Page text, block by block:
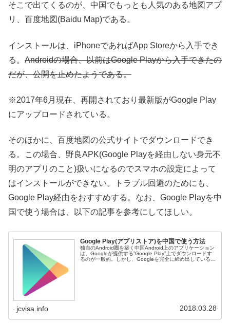
そこで出てくるのが、中国でもっとも人気のある地図アプ
リ、百度地図(Baidu Map)である。
インストールは、iPhoneであればApp Storeから入手でき
る。 Androidの場合、以前はGoogle Playから入手できたの
だが、公開を止めたようである。
※2017年6月現在、再開されており最新版がGoogle Play
にアップロードされている。
そのほかに、百度地図の公式サイトでダウンロードでき
る。この場合、野良APK(Google Playを経由しない身元不
明のアプリのこと)扱いになるのでスマホの設定によって
はインストールができない。トラブル回避のためにも、
Google Play経由をおすすめする。なお、Google Playを中
国で使う場合は、以下の記事を参考にしてほしい。
Google Play(アプリストア)を中国で使う方法
独自のAndroid圏を築く中国Android上のアプリケーション
は、Googleが提供する”Google Play”上でダウンロードす
るのが一般的。しかし、Googleを完全に締め出している中
jcvisa.info 2018.03.28